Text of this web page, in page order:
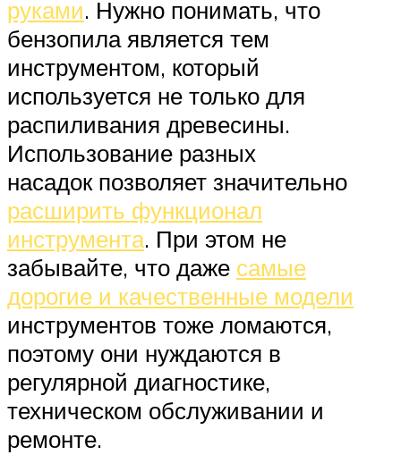
руками. Нужно понимать, что
бензопила является тем
инструментом, который
используется не только для
распиливания древесины.
Использование разных
насадок позволяет значительно
расширить функционал
инструмента. При этом не
забывайте, что даже самые
дорогие и качественные модели
инструментов тоже ломаются,
поэтому они нуждаются в
регулярной диагностике,
техническом обслуживании и
ремонте.